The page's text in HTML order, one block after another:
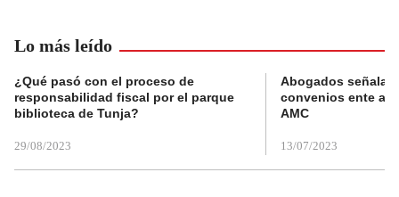
Lo más leído
¿Qué pasó con el proceso de
responsabilidad fiscal por el parque
biblioteca de Tunja?
29/08/2023
Abogados
convenios ente
AMC
13/07/2023